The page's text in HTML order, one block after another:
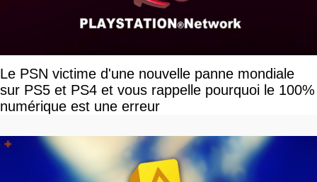
Le PSN victime d'une nouvelle panne mondiale
sur PS5 et PS4 et vous rappelle pourquoi le 100%
numérique est une erreur